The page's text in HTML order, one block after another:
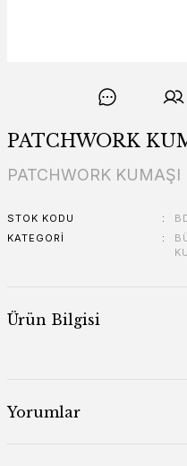
PATCHWORK
PATCHWORK KUMAŞI
STOK KODU
KATEGORI
Ürün Bilgisi
Yorumlar